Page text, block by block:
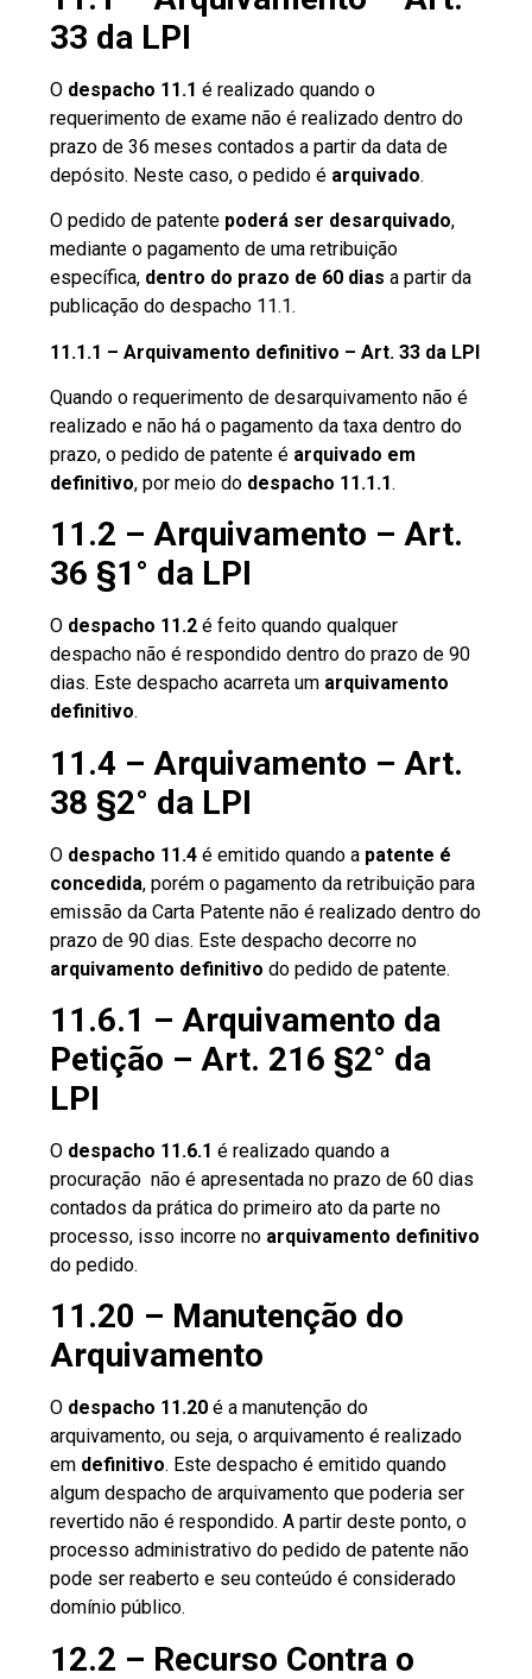
33 da LPI
O despacho 11.1 é realizado quando o
requerimento de exame não é realizado dentro do
prazo de 36 meses contados a partir da data de
depósito. Neste caso, o pedido é arquivado.
O pedido de patente poderá ser desarquivado,
mediante o pagamento de uma retribuição
específica, dentro do prazo de 60 dias a partir da
publicação do despacho 11.1.
11.1.1 – Arquivamento definitivo – Art. 33 da LPI
Quando o requerimento de desarquivamento não é
realizado e não há o pagamento da taxa dentro do
prazo, o pedido de patente é arquivado em
definitivo, por meio do despacho 11.1.1.
11.2 – Arquivamento – Art.
36 §1° da LPI
O despacho 11.2 é feito quando qualquer
despacho não é respondido dentro do prazo de 90
dias. Este despacho acarreta um arquivamento
definitivo.
11.4 – Arquivamento – Art.
38 §2° da LPI
O despacho 11.4 é emitido quando a patente é
concedida, porém o pagamento da retribuição para
emissão da Carta Patente não é realizado dentro do
prazo de 90 dias. Este despacho decorre no
arquivamento definitivo do pedido de patente.
11.6.1 – Arquivamento da
Petição – Art. 216 §2° da
LPI
O despacho 11.6.1 é realizado quando a
procuração não é apresentada no prazo de 60 dias
contados da prática do primeiro ato da parte no
processo, isso incorre no arquivamento definitivo
do pedido.
11.20 – Manutenção do
Arquivamento
O despacho 11.20 é a manutenção do
arquivamento, ou seja, o arquivamento é realizado
em definitivo. Este despacho é emitido quando
algum despacho de arquivamento que poderia ser
revertido não é respondido. A partir deste ponto, o
processo administrativo do pedido de patente não
pode ser reaberto e seu conteúdo é considerado
domínio público.
12.2 – Recurso Contra o